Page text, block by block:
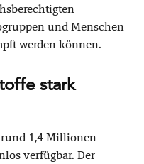
und Menschen
werden können.
stark
rund 1,4 Millionen
verfügbar. Der